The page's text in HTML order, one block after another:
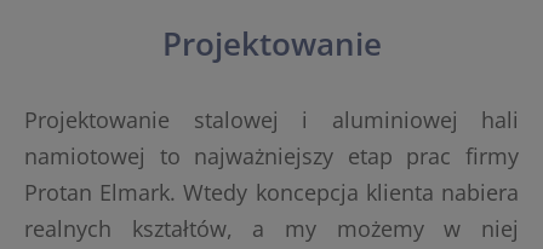
Projektowanie
Projektowanie stalowej i aluminiowej hali
namiotowej to najważniejszy etap prac firmy
Protan Elmark. Wtedy koncepcja klienta nabiera
realnych kształtów, a my możemy w niej